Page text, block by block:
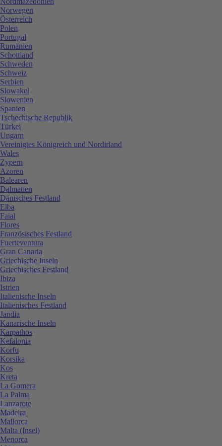
Norwegen
Österreich
Polen
Portugal
Rumänien
Schottland
Schweden
Schweiz
Serbien
Slowakei
Slowenien
Spanien
Tschechische Republik
Türkei
Ungarn
Vereinigtes Königreich und Nordirland
Wales
Zypern
Azoren
Balearen
Dalmatien
Dänisches Festland
Elba
Faial
Flores
Französisches Festland
Fuerteventura
Gran Canaria
Griechische Inseln
Griechisches Festland
Ibiza
Istrien
Italienische Inseln
Italienisches Festland
Jandia
Kanarische Inseln
Karpathos
Kefalonia
Korfu
Korsika
Kos
Kreta
La Gomera
La Palma
Lanzarote
Madeira
Mallorca
Malta (Insel)
Menorca